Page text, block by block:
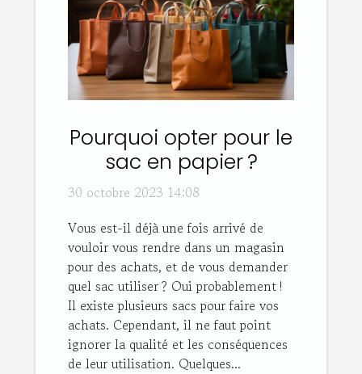
Pourquoi opter pour le
sac en papier ?
30 octobre 2023 14:08
Vous est-il déjà une fois arrivé de
vouloir vous rendre dans un magasin
pour des achats, et de vous demander
quel sac utiliser ? Oui probablement !
Il existe plusieurs sacs pour faire vos
achats. Cependant, il ne faut point
ignorer la qualité et les conséquences
de leur utilisation. Quelques...